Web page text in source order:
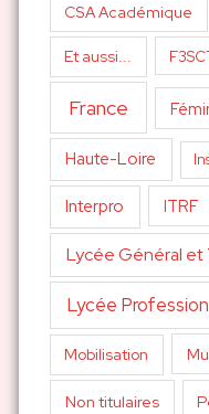
CSA Académique
Et aussi...
France
Haute-Loire
Interpro ITRF
Lycée Général
Lycée
Mobilisation
Non titulaires